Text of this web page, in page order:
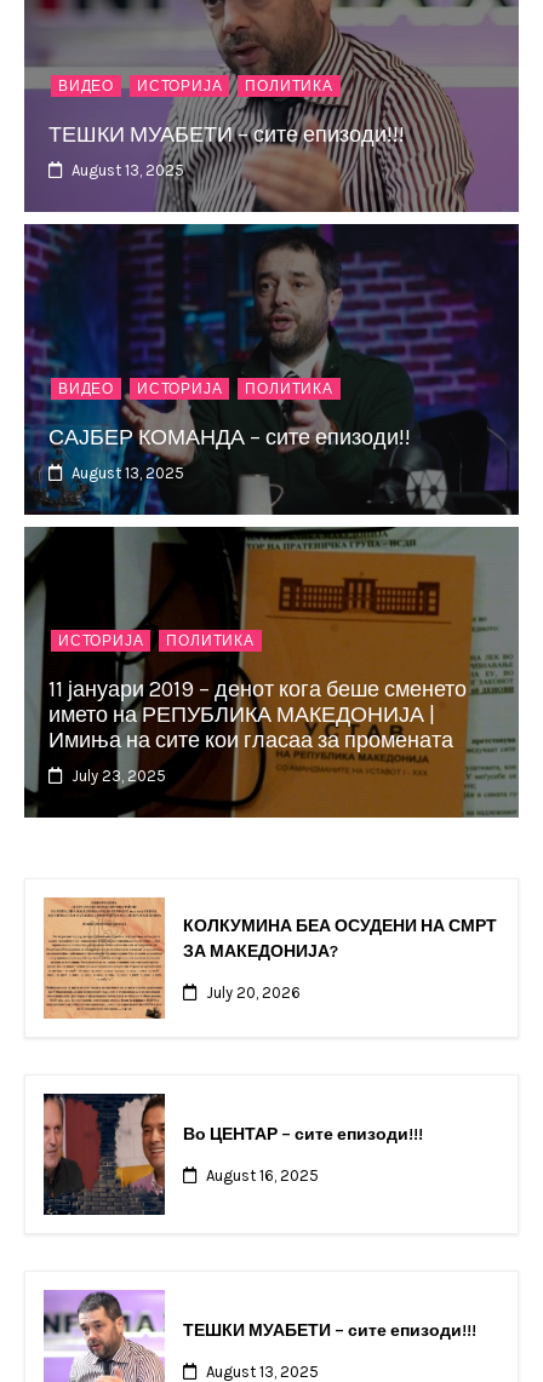
ВИДЕО ИСТОРИЈА ПОЛИТИКА
ТЕШКИ МУАБЕТИ – сите епизоди!!!
August 13, 2025
ВИДЕО ИСТОРИЈА ПОЛИТИКА
САЈБЕР КОМАНДА – сите епизоди!!
August 13, 2025
ИСТОРИЈА ПОЛИТИКА
11 јануари 2019 – денот кога беше сменето
името на РЕПУБЛИКА МАКЕДОНИЈА |
Имиња на сите кои гласаа за промената
July 23, 2025
КОЛКУМИНА БЕА ОСУДЕНИ НА СМРТ
ЗА МАКЕДОНИЈА?
July 20, 2026
Во ЦЕНТАР – сите епизоди!!!
August 16, 2025
ТЕШКИ МУАБЕТИ – сите епизоди!!!
August 13, 2025